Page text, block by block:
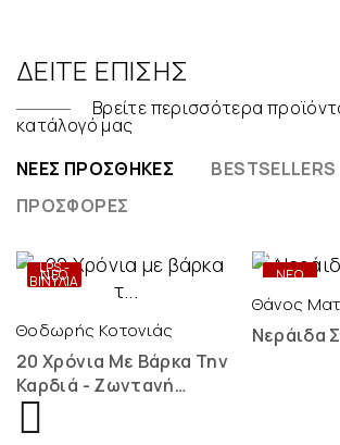
ΔΕΊΤΕ ΕΠΊΣΗΣ
Βρείτε περισσότερα
κατάλογό μας
ΝΈΕΣ ΠΡΟΣΘΉΚΕΣ
BESTSELLERS
ΠΡΟΣΦΟΡΈΣ
ΝΕΟ
LPS -
ΒΙΝΎΛΙΑ
Θοδωρής Κοτονιάς
20 Χρόνια Με Βάρκα Την
Καρδιά - Ζωντανή
Ηχογράφηση - 2 LP
ΝΕΟ
DIGITAL
Θάνος
Νεράιδα